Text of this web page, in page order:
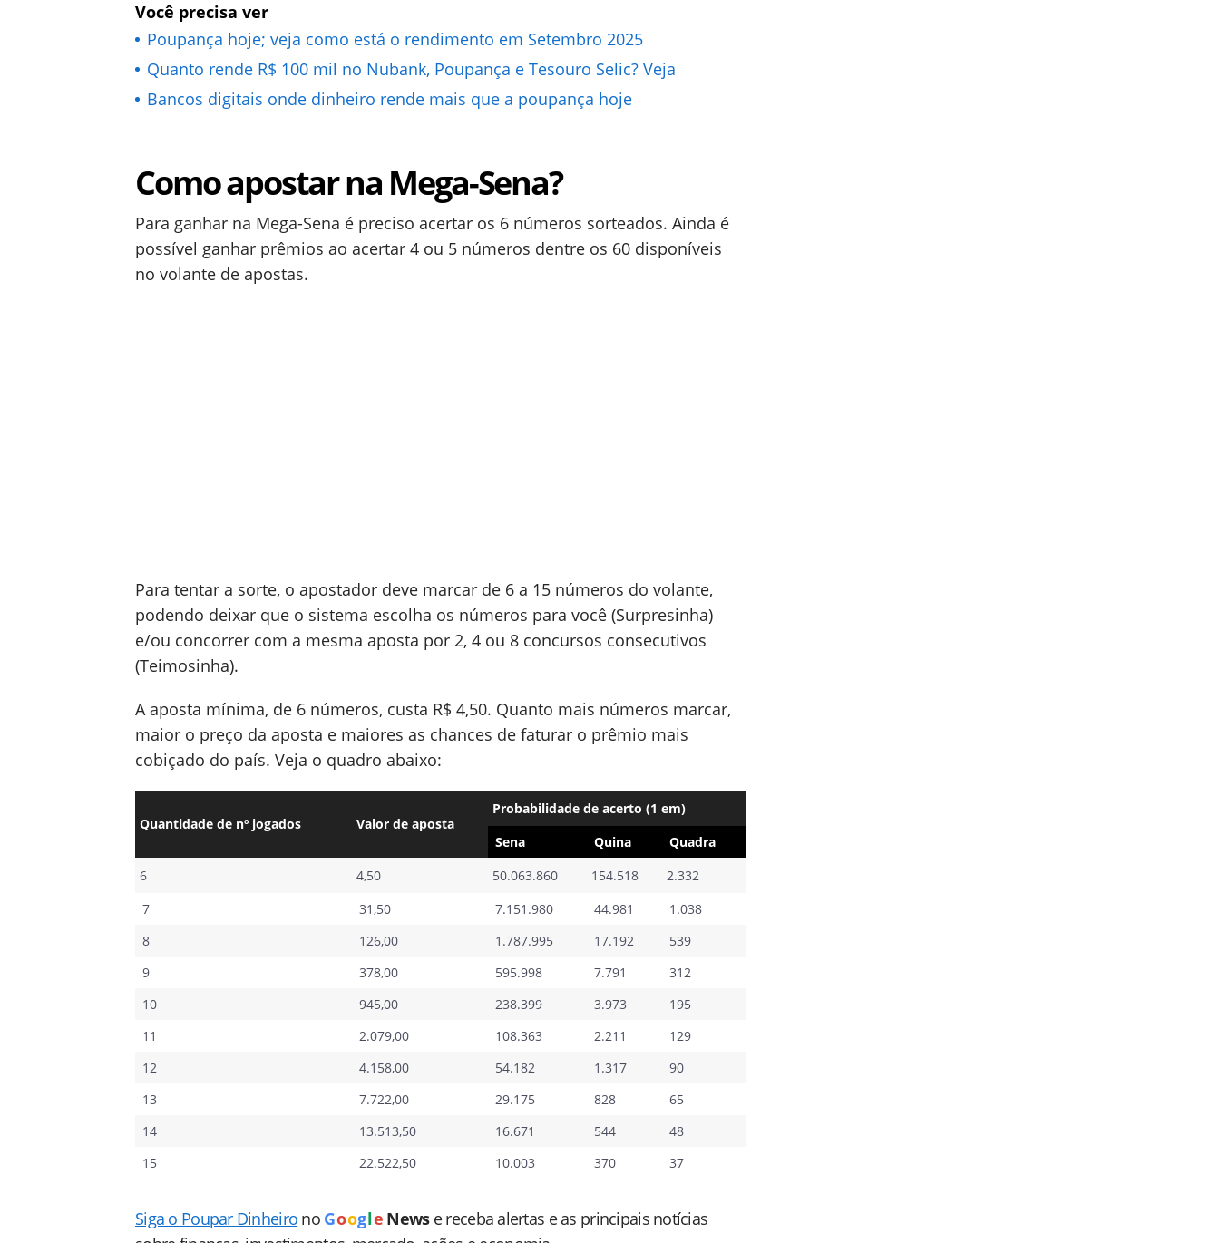
Você precisa ver
Poupança hoje; veja como está o rendimento em Setembro 2025
Quanto rende R$ 100 mil no Nubank, Poupança e Tesouro Selic? Veja
Bancos digitais onde dinheiro rende mais que a poupança hoje
Como apostar na Mega-Sena?
Para ganhar na Mega-Sena é preciso acertar os 6 números sorteados. Ainda é
possível ganhar prêmios ao acertar 4 ou 5 números dentre os 60 disponíveis
no volante de a​postas.
Para tentar a sorte, o apostador deve marcar de 6 a 15 números do volante,
podendo deixar que o sistema escolha os números para você (Surpresinha)
e/ou concorrer com a mesma aposta por 2, 4 ou 8 concursos consecutivos
(Teimosinha).
A aposta mínima, de 6 números, custa R$ 4,50. Quanto mais números marcar,
maior o preço da aposta e maiores as chances de faturar o prêmio mais
cobiçado do país. Veja o quadro abaixo:
Quantidade de nº jogados Valor de aposta
Probabilidade de acerto (1 em)
Sena
Quina
Quadra
6
4,50 50.063.860 154.518
2.332
7
31,50 7.151.980 44.981
1.038
8
126,00 1.787.995 17.192
539
9
378,00 595.998 7.791
312
10
945,00 238.399 3.973
195
11
2.079,00 108.363 2.211
129
12
4.158,00 54.182 1.317
90
13
7.722,00 29.175 828
65
14
13.513,50 16.671 544
48
15
22.522,50 10.003 370 37
Siga o Poupar Dinheiro no Goog le News e receba alertas e as principais notícias